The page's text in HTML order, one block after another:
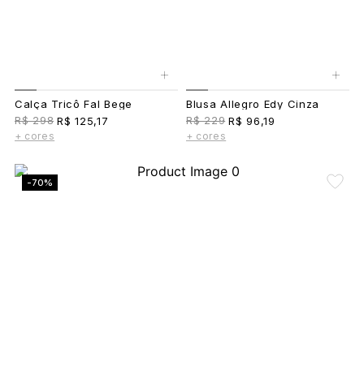
+
Calça Tricô Fal Bege
R$ 298 R$ 125,17
+ cores
+
Blusa Allegro Edy Cinza
R$ 229 R$ 96,19
+ cores
-70%